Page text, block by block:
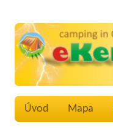
Úvod Mapa